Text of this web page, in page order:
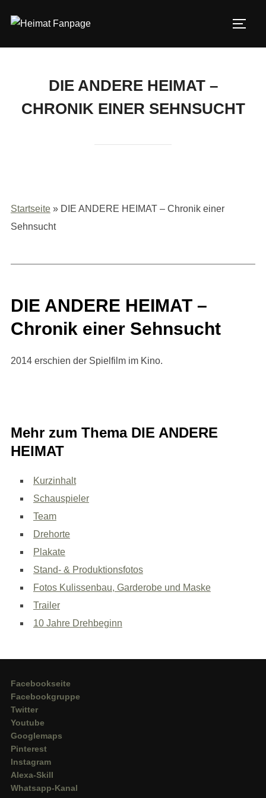
Inhalt
DIE ANDERE HEIMAT –
CHRONIK EINER SEHNSUCHT
Startseite» DIE ANDERE HEIMAT – Chronik einer
Sehnsucht
DIE ANDERE HEIMAT –
Chronik einer Sehnsucht
2014 erschien der Spielfilm im Kino.
Mehr zum Thema DIE ANDERE
HEIMAT
Kurzinhalt
Schauspieler
Team
Drehorte
Plakate
Stand- & Produktionsfotos
Fotos Kulissenbau, Garderobe und Maske
Trailer
10 Jahre Drehbeginn
Facebookseite
Facebookgruppe
Twitter
Youtube
Googlemaps
Pinterest
Instagram
Alexa-Skill
Whatsapp-Kanal